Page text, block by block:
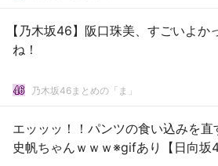
【乃木坂46】阪口珠美、すごいよか
ね！
乃木坂46まとめの「ま」
エッッッ！！パンツの食い込みを直
史帆ちゃんｗｗｗ※gifあり【日向坂